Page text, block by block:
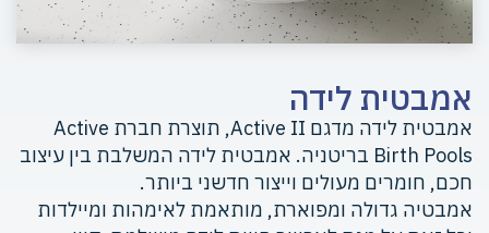
אמבטית לידה
אמבטית לידה מדגם Active II, תוצרת חברת Active
Birth Pools בריטניה. אמבטית לידה המשלבת בין עיצוב
חכם, חומרים מעולים וייצור חדשני ביותר.
אמבטיה גדולה ומפוארת, מותאמת לאימהות ומיילדות